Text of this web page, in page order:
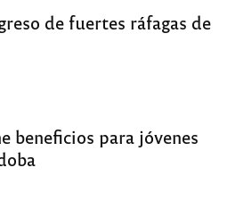
de fuertes ráfagas de
beneficios para jóvenes